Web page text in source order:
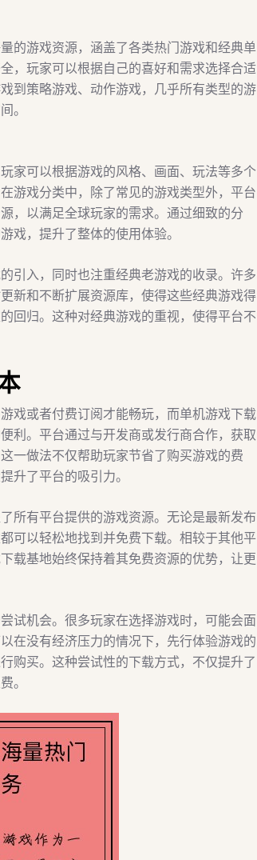
的游戏资源，涵盖了各类热门游戏和经典单
，玩家可以根据自己的喜好和需求选择合适
到策略游戏、动作游戏，几乎所有类型的游
。
家可以根据游戏的风格、画面、玩法等多个
游戏分类中，除了常见的游戏类型外，平台
，以满足全球玩家的需求。通过细致的分
戏，提升了整体的使用体验。
引入，同时也注重经典老游戏的收录。许多
新和不断扩展资源库，使得这些经典游戏得
回归。这种对经典游戏的重视，使得平台不
戏或者付费订阅才能畅玩，而单机游戏下载
利。平台通过与开发商或发行商合作，获取
一做法不仅帮助玩家节省了购买游戏的费
升了平台的吸引力。
所有平台提供的游戏资源。无论是最新发布
可以轻松地找到并免费下载。相较于其他平
载基地始终保持着其免费资源的优势，让更
试机会。很多玩家在选择游戏时，可能会面
在没有经济压力的情况下，先行体验游戏的
购买。这种尝试性的下载方式，不仅提升了
。